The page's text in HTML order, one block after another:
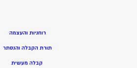
רוחניות והעצמה
תורת הקבלה והנסתר
קבלה מעשית